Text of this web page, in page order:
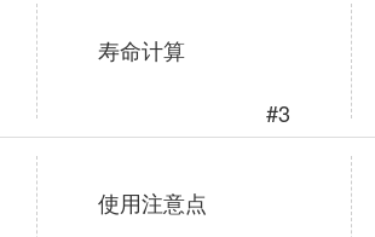
寿命计算
#3
使用注意点